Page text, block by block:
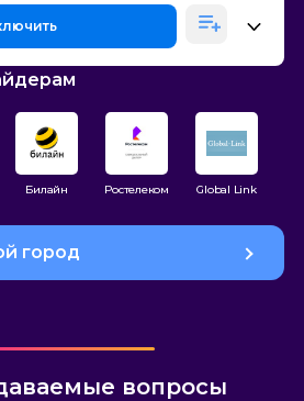
Билайн Ростелеком Global Link
город
вопросы